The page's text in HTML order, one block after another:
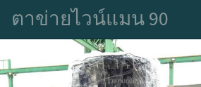
ตาข่ายไวน์แมน 90